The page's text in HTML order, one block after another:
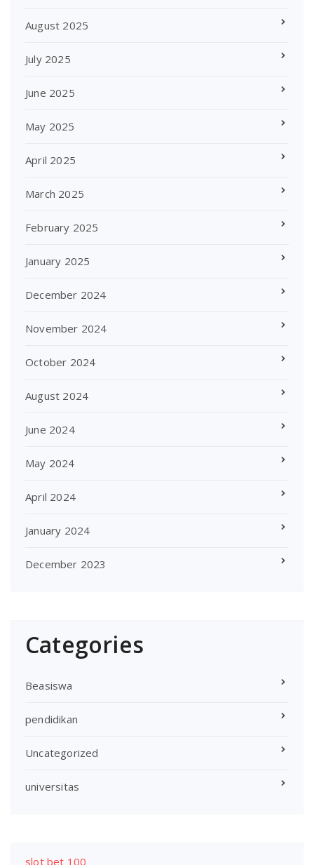
August 2025
July 2025
June 2025
May 2025
April 2025
March 2025
February 2025
January 2025
December 2024
November 2024
October 2024
August 2024
June 2024
May 2024
April 2024
January 2024
December 2023
Categories
Beasiswa
pendidikan
Uncategorized
universitas
slot bet 100